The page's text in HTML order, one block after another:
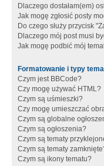
Dlaczego dostałam(em)
Jak mogę zgłosić posty
Do czego służy przycisk
Dlaczego mój post musi
Jak mogę podbić mój
Formatowanie i typy
Czym jest BBCode?
Czy mogę używać HTML?
Czym są uśmieszki?
Czy mogę umieszczać
Czym są globalne
Czym są ogłoszenia?
Czym są tematy
Czym są tematy
Czym są ikony tematu?